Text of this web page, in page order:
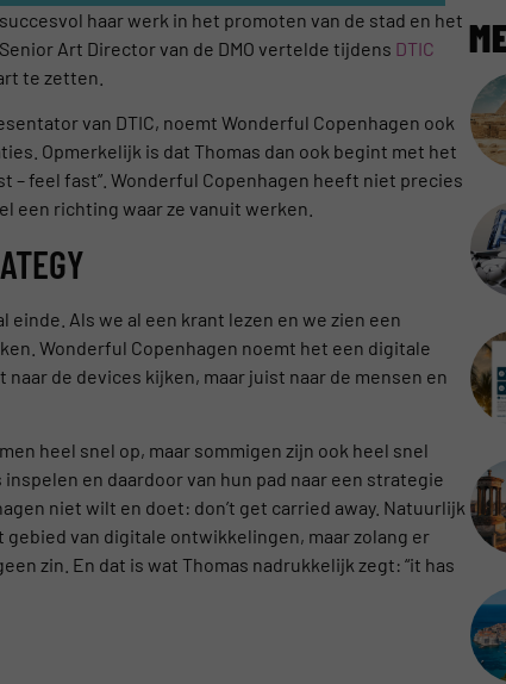
haar werk in het promoten van de stad en het
Art Director van de DMO vertelde tijdens DTIC
te zetten.
van DTIC, noemt Wonderful Copenhagen ook
Opmerkelijk is dat Thomas dan ook begint met het
– feel fast”. Wonderful Copenhagen heeft niet precies
een richting waar ze vanuit werken.
Als we al een krant lezen en we zien een
Wonderful Copenhagen noemt het een digitale
de devices kijken, maar juist naar de mensen en
heel snel op, maar sommigen zijn ook heel snel
en daardoor van hun pad naar een strategie
niet wilt en doet: don’t get carried away. Natuurlijk
van digitale ontwikkelingen, maar zolang er
zin. En dat is wat Thomas nadrukkelijk zegt: “it has